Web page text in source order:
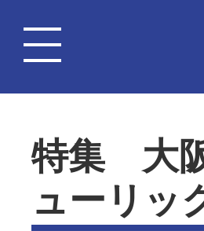
特集 大
ューリッ